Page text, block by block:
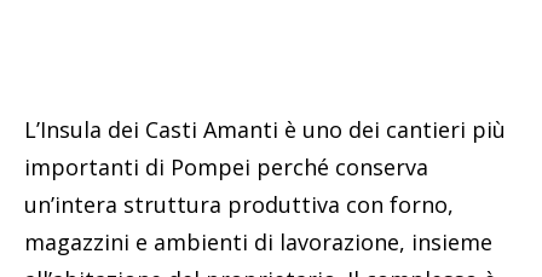
L’Insula dei Casti Amanti è uno dei cantieri più
importanti di Pompei perché conserva
un’intera struttura produttiva con forno,
magazzini e ambienti di lavorazione, insieme